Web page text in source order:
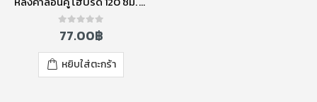
out of 5
77.00฿
หยิบใส่ตะกร้า